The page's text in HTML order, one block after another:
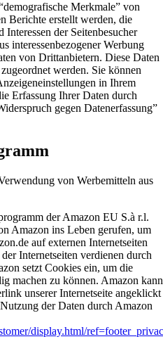
Merkmale” von
Berichte erstellt werden, die
der Seitenbesucher
interessenbezogener Werbung
von Drittanbietern. Diese Daten
werden. Sie können
in Ihrem
Erfassung Ihrer Daten durch
gegen Datenerfassung”
von Werbemitteln aus
der Amazon EU S.à r.l.
Amazon ins Leben gerufen, um
auf externen Internetseiten
Internetseiten verdienen durch
setzt Cookies ein, um die
machen zu können. Amazon kann
unserer Internetseite angeklickt
der Daten durch Amazon
display.html/